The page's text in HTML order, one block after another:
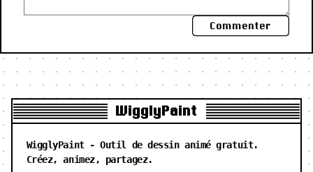
Commenter
WigglyPaint
WigglyPaint - Outil de dessin animé gratuit.
Créez, animez, partagez.